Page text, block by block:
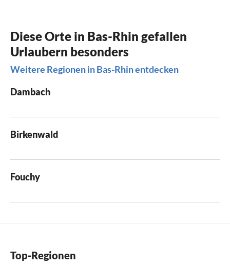
Diese Orte in Bas-Rhin gefallen
Urlaubern besonders
Weitere Regionen in Bas-Rhin entdecken
Dambach
Birkenwald
Fouchy
Top-Regionen